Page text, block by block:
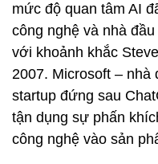
mức độ quan tâm AI
công nghệ và nhà
với khoảnh khắc
2007. Microsoft – nhà
startup đứng sau
tận dụng sự phấn
công nghệ vào sản